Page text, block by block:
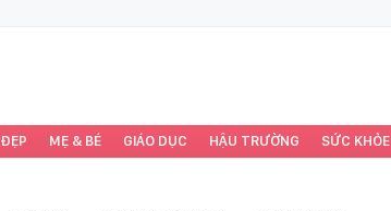
ĐẸP MẸ & BÉ GIÁO DỤC HẬU TRƯỜNG SỨC KHỎE